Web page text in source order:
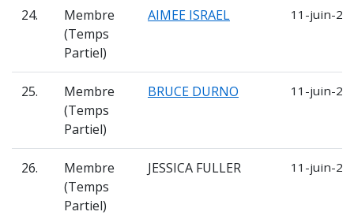
24.
Membre
(Temps
Partiel)
AIMEE ISRAEL 11-juin-
25.
Membre
(Temps
Partiel)
BRUCE DURNO 11-juin-
26.
Membre
(Temps
Partiel)
JESSICA FULLER 11-juin-